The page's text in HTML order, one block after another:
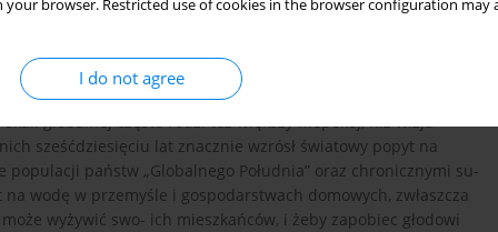
your browser. Restricted use of cookies in the browser configuration
I do not agree
ludźmi. Skłania to coraz więcej państw do włączenia
(Zięba, 2016).
egzystencjonalne człowieka – woda i bezpośredni dostęp do
statusu woda była pierwszym surowcem naturalnym, o który
globalnej często rodzi też większy niepokój, niż wizja
sześćdziesięciu lat znacznie wzrósł światowy popyt na
populacji państw „Globalnego Południa” oraz chronicznymi su-
wodę w przemyśle i gospodarstwach domowych, zwłaszcza
wyżywić swo- ich mieszkańców, i żeby zapobiec głodowi